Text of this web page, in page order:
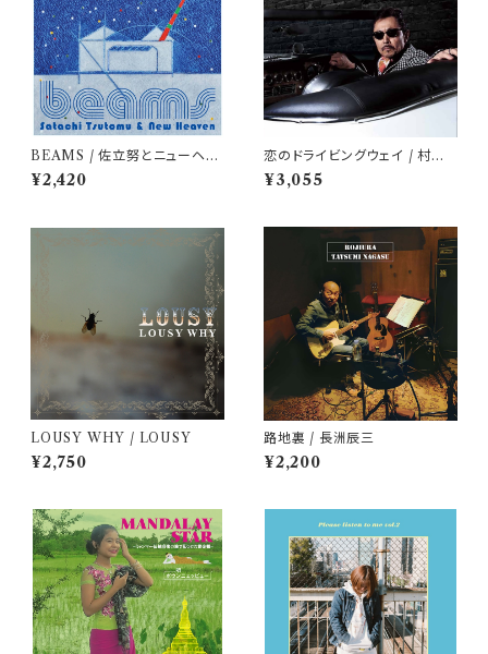
BEAMS / 佐立努とニューヘヴ
ン
¥2,420
恋のドライビングウェイ / 村山
一海
¥3,055
LOUSY WHY / LOUSY
¥2,750
路地裏 / 長洲辰三
¥2,200